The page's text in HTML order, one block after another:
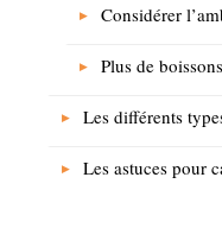
Considérer
Plus de
Les différents
Les astuces pour